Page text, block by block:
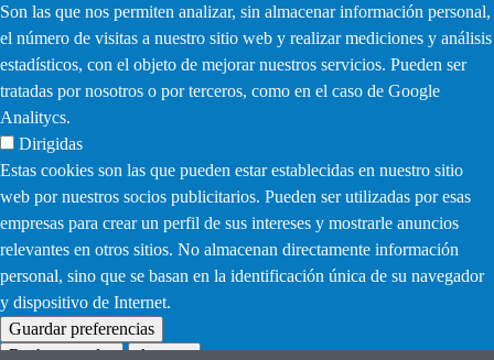
Son las que nos permiten analizar, sin almacenar información personal,
el número de visitas a nuestro sitio web y realizar mediciones y análisis
estadísticos, con el objeto de mejorar nuestros servicios. Pueden ser
tratadas por nosotros o por terceros, como en el caso de Google
Analitycs.
Dirigidas
Estas cookies son las que pueden estar establecidas en nuestro sitio
web por nuestros socios publicitarios. Pueden ser utilizadas por esas
empresas para crear un perfil de sus intereses y mostrarle anuncios
relevantes en otros sitios. No almacenan directamente información
personal, sino que se basan en la identificación única de su navegador
y dispositivo de Internet.
Guardar preferencias
Rechazar todas
Aceptar Withdraw